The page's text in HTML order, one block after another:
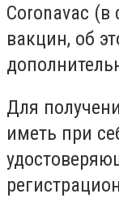
Coronavac (в
вакцин, об
Для
иметь при